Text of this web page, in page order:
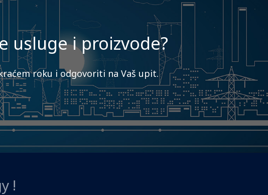
usluge i proizvode?
roku i odgovoriti na Vaš upit.
!